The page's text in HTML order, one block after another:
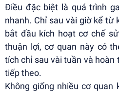
Điều đặc biệt là quá trình
nhanh. Chỉ sau vài giờ kể từ
bắt đầu kích hoạt cơ chế
thuận lợi, cơ quan này có
tích chỉ sau vài tuần và hoàn
tiếp theo.
Không giống nhiều cơ quan